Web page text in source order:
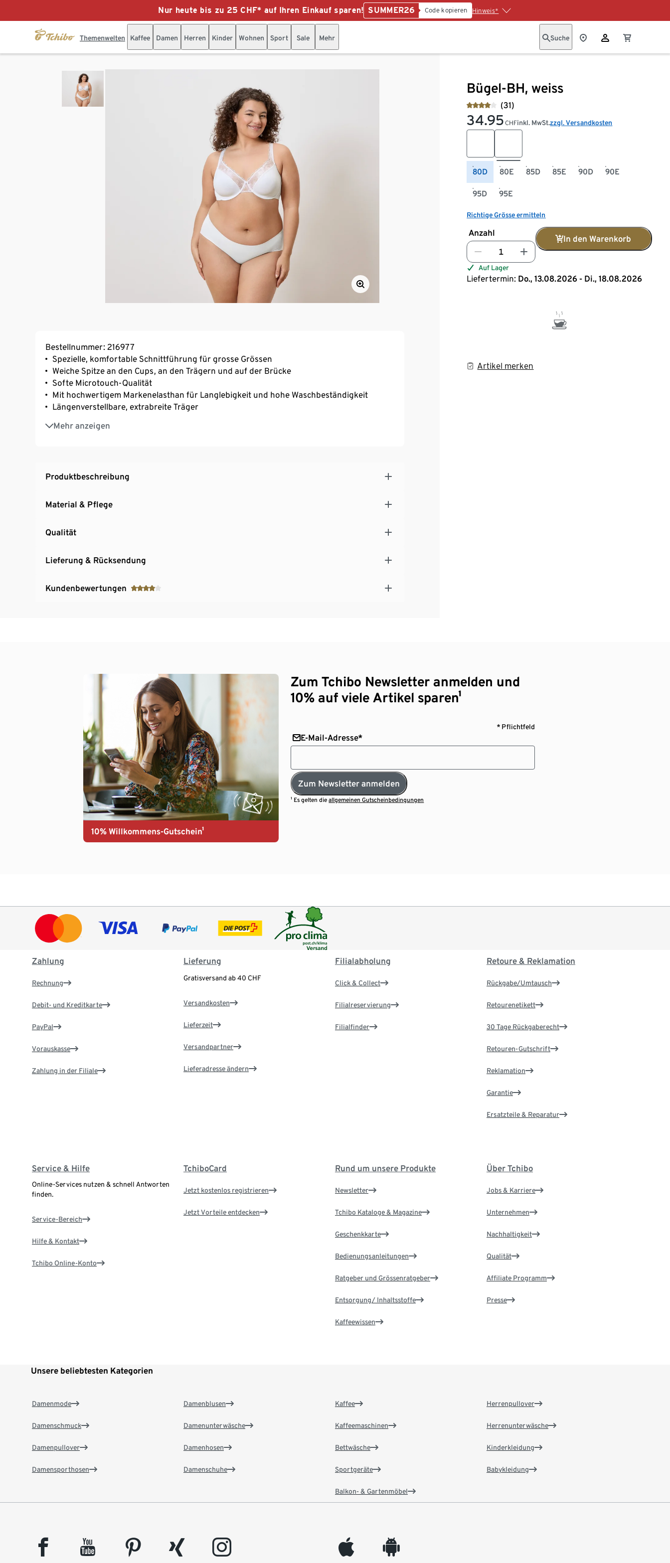
Nur heute bis zu 25 CHF* auf Ihren Einkauf sparen! SUMMER26 Code kopieren Hinweis*
Themenwelten Kaffee Damen Herren Kinder Wohnen Sport Sale Mehr Suche
Bügel-BH, weiss
(31)
34.95 CHFinkl. MwSt.zzgl. Versandkosten
80D 80E 85D 85E 90D 90E
95D 95E
Richtige Grösse ermitteln
Anzahl
In den Warenkorb
Auf Lager
Liefertermin: Do., 13.08.2026 - Di., 18.08.2026
Artikel merken
Bestellnummer: 216977
Spezielle, komfortable Schnittführung für grosse Grössen
Weiche Spitze an den Cups, an den Trägern und auf der Brücke
Softe Microtouch-Qualität
Mit hochwertigem Markenelasthan für Langlebigkeit und hohe Waschbeständigkeit
Längenverstellbare, extrabreite Träger
Mehr anzeigen
3-fach verstellbarer SoftSeal®-Häkchenverschluss
Produktbeschreibung
Material & Pflege
Qualität
Lieferung & Rücksendung
Kundenbewertungen
10% Willkommens-Gutschein¹
Zum Tchibo Newsletter anmelden und
10% auf viele Artikel sparen¹
* Pflichtfeld
E-Mail-Adresse*
Zum Newsletter anmelden
¹ Es gelten dieallgemeinen Gutscheinbedingungen
Zahlung
Rechnung
Debit- und Kreditkarte
PayPal
Vorauskasse
Zahlung in der Filiale
Lieferung
Gratisversand ab 40 CHF
Versandkosten
Lieferzeit
Versandpartner
Lieferadresse ändern
Filialabholung
Click & Collect
Filialreservierung
Filialfinder
Retoure & Reklamation
Rückgabe/Umtausch
Retourenetikett
30 Tage Rückgaberecht
Retouren-Gutschrift
Reklamation
Garantie
Ersatzteile & Reparatur
Service & Hilfe
Online-Services nutzen & schnell Antworten
finden.
Service-Bereich
Hilfe & Kontakt
Tchibo Online-Konto
TchiboCard
Jetzt kostenlos registrieren
Jetzt Vorteile entdecken
Rund um unsere Produkte
Newsletter
Tchibo Kataloge & Magazine
Geschenkkarte
Bedienungsanleitungen
Ratgeber und Grössenratgeber
Entsorgung/ Inhaltsstoffe
Kaffeewissen
Über Tchibo
Jobs & Karriere
Unternehmen
Nachhaltigkeit
Qualität
Affiliate Programm
Presse
Unsere beliebtesten Kategorien
Damenmode
Damenschmuck
Damenpullover
Damensporthosen
Damenblusen
Damenunterwäsche
Damenhosen
Damenschuhe
Kaffee
Kaffeemaschinen
Bettwäsche
Sportgeräte
Balkon- & Gartenmöbel
Herrenpullover
Herrenunterwäsche
Kinderkleidung
Babykleidung
facebook youtube pinterest xing instagram appleinc android